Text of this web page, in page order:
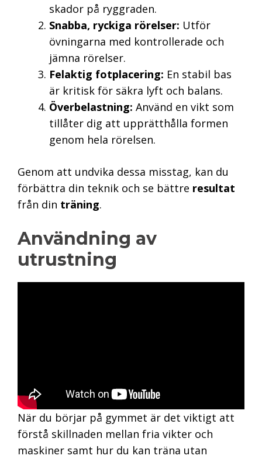
skador på ryggraden.
Snabba, ryckiga rörelser: Utför
övningarna med kontrollerade och
jämna rörelser.
Felaktig fotplacering: En stabil bas
är kritisk för säkra lyft och balans.
Överbelastning: Använd en vikt som
tillåter dig att upprätthålla formen
genom hela rörelsen.
Genom att undvika dessa misstag, kan du
förbättra din teknik och se bättre resultat
från din träning.
Användning av
utrustning
När du börjar på gymmet är det viktigt att
förstå skillnaden mellan fria vikter och
maskiner samt hur du kan träna utan